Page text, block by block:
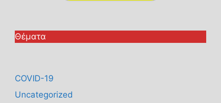
Θέματα
COVID-19
Uncategorized